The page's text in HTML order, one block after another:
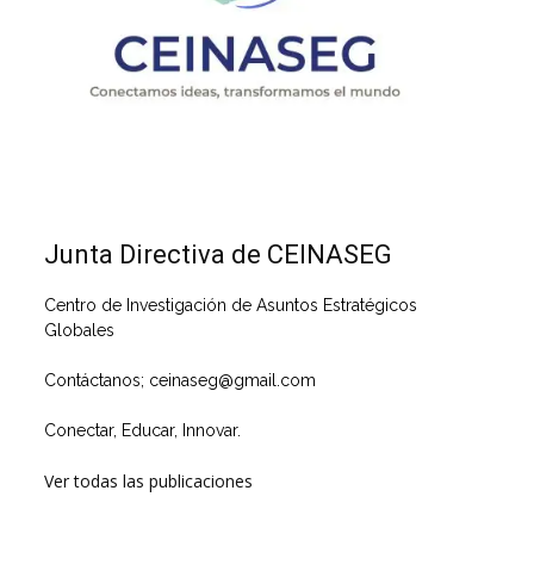
Junta Directiva de CEINASEG
Centro de Investigación de Asuntos Estratégicos
Globales
Contáctanos; ceinaseg@gmail.com
Conectar, Educar, Innovar.
Ver todas las publicaciones